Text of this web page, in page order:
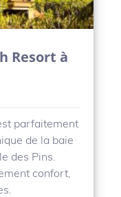
Resort à
parfaitement
de la baie
des Pins.
confort,